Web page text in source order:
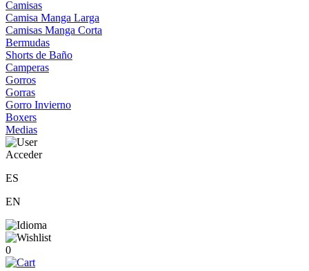
Camisas
Camisa Manga Larga
Camisas Manga Corta
Bermudas
Shorts de Baño
Camperas
Gorros
Gorras
Gorro Invierno
Boxers
Medias
Acceder
ES
EN
0